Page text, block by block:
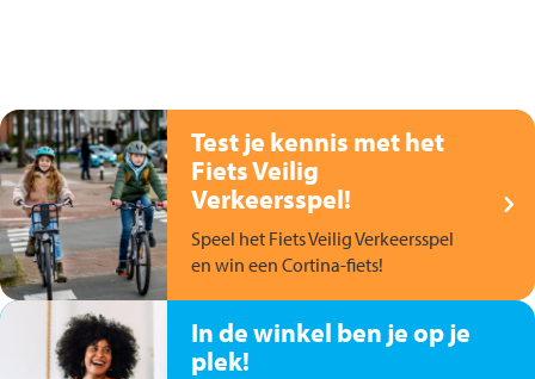
Test je kennis met het
Fiets Veilig
Verkeersspel!
Speel het Fiets Veilig Verkeersspel
en win een Cortina-fiets!
In de winkel ben je op je
plek!